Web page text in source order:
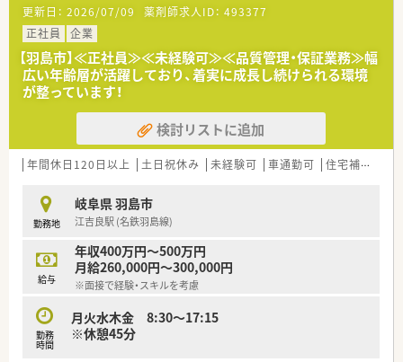
■創業以来、恵まれた環境の中で医薬品の品質向上に努め、日本
の中央に位置する岐阜という地の利を活かし、
輸送アクセス面からも医薬品の安定供給を実現しておりま
す。
■近年広がりつつある新型感染症や急速に進んでいる超高齢社
会を見据え、長年培った製剤技術を駆使して
医薬品を取り巻く環境の変化に迅速に対応しております。
■改正薬事法の施行を受け、医薬品あるいは食品添加物の受託製
造にも積極的に取り組んでおります。
■品質管理に関する基準（GMP）に基づき、原料・資材の受入から
工程毎に厳しい製造管理を実施しております。
■アルコール製剤を含む外用殺菌消毒剤、無菌製剤、軟膏剤、食
品添加物など様々な医薬品を最新の製造設備を用い、
徹底した製造管理および品質管理のもとで製造販売しており
ます。
＼こんな方におすすめ／
■安定した環境で長期的にキャリアを積んでいきたい方
更新日： 2026/07/09 薬剤師求人ID： 493377
正社員
企業
【羽島市】≪正社員≫≪未経験可≫≪品質管理・保証業務≫幅
広い年齢層が活躍しており、着実に成長し続けられる環境
が整っています！
検討リストに追加
年間休日120日以上 土日祝休み 未経験可 車通勤可 住宅補助(手当)あり
勤務地
岐阜県 羽島市
江吉良駅 (名鉄羽島線)
給与
年収400万円～500万円
月給260,000円～300,000円
※面接で経験・スキルを考慮
勤務
時間
月火水木金 8:30～17:15
※休憩45分